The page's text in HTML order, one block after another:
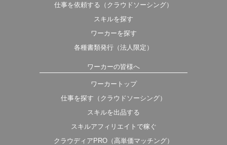
仕事を依頼する（クラウドソーシング）
スキルを探す
ワーカーを探す
各種書類発行（法人限定）
ワーカーの皆様へ
ワーカートップ
仕事を探す（クラウドソーシング）
スキルを出品する
スキルアフィリエイトで稼ぐ
クラウディアPRO（高単価マッチング）